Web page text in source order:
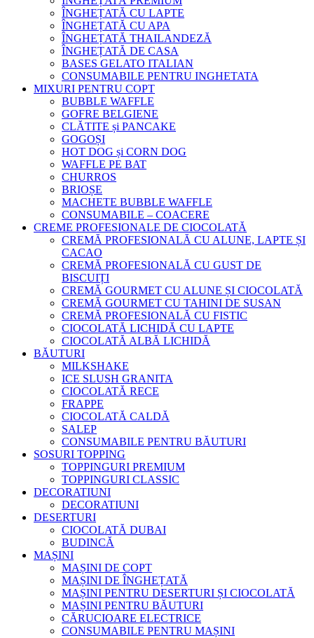
ÎNGHEȚATĂ CU LAPTE
ÎNGHEȚATĂ CU APA
ÎNGHEȚATĂ THAILANDEZĂ
ÎNGHEȚATĂ DE CASA
BASES GELATO ITALIAN
CONSUMABILE PENTRU INGHETATA
MIXURI PENTRU COPT
BUBBLE WAFFLE
GOFRE BELGIENE
CLĂTITE și PANCAKE
GOGOȘI
HOT DOG și CORN DOG
WAFFLE PE BAT
CHURROS
BRIOȘE
MACHETE BUBBLE WAFFLE
CONSUMABILE – COACERE
CREME PROFESIONALE DE CIOCOLATĂ
CREMĂ PROFESIONALĂ CU ALUNE, LAPTE ȘI
CACAO
CREMĂ PROFESIONALĂ CU GUST DE
BISCUIȚI
CREMĂ GOURMET CU ALUNE ȘI CIOCOLATĂ
CREMĂ GOURMET CU TAHINI DE SUSAN
CREMĂ PROFESIONALĂ CU FISTIC
CIOCOLATĂ LICHIDĂ CU LAPTE
CIOCOLATĂ ALBĂ LICHIDĂ
BĂUTURI
MILKSHAKE
ICE SLUSH GRANITA
CIOCOLATĂ RECE
FRAPPE
CIOCOLATĂ CALDĂ
SALEP
CONSUMABILE PENTRU BĂUTURI
SOSURI TOPPING
TOPPINGURI PREMIUM
TOPPINGURI CLASSIC
DECORATIUNI
DECORATIUNI
DESERTURI
CIOCOLATĂ DUBAI
BUDINCĂ
MAȘINI
MAȘINI DE COPT
MAȘINI DE ÎNGHEȚATĂ
MAȘINI PENTRU DESERTURI ȘI CIOCOLATĂ
MAȘINI PENTRU BĂUTURI
CĂRUCIOARE ELECTRICE
CONSUMABILE PENTRU MAȘINI